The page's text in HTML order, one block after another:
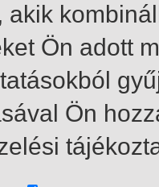
akik
Ön adott
Ön